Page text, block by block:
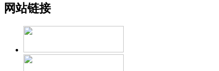
网站链接